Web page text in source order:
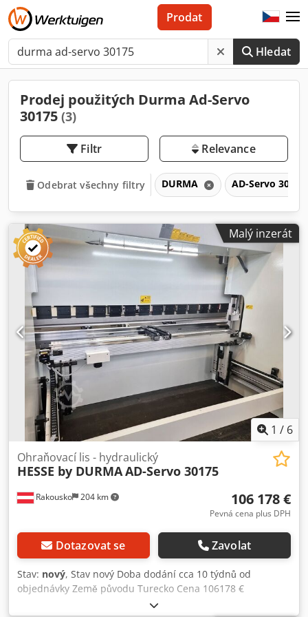
Hledat
Prodat
Prodej použitých Durma Ad-Servo
30175 (3)
Filtr Relevance
Odebrat všechny filtry DURMA AD-Servo 30175
Malý inzerát
1 / 6
Rakousko 204 km
Ohraňovací lis - hydraulický
HESSE by DURMAAD-Servo 30175
106 178 €
Pevná cena plus DPH
Dotazovat se Zavolat
Stav: nový, Stav nový Doba dodání cca 10 týdnů od
objednávky Země původu Turecko Cena 106178 €
Leasingová splátka 2006,76 €/měsíc Lisovací síla 175 t